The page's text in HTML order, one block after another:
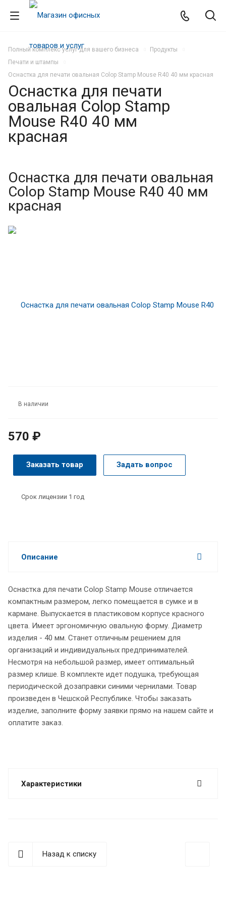
Полный комплекс услуг для вашего бизнеса
Продукты
Печати и штампы
Оснастка для печати овальная Colop Stamp Mouse R40 40 мм красная
Оснастка для печати
овальная Colop Stamp
Mouse R40 40 мм
красная
Оснастка для печати овальная
Colop Stamp Mouse R40 40 мм
красная
В наличии
570 ₽
Заказать товар Задать вопрос
Срок лицензии 1 год
Описание
Оснастка для печати Colop Stamp Mouse отличается
компактным размером, легко помещается в сумке и в
кармане. Выпускается в пластиковом корпусе красного
цвета. Имеет эргономичную овальную форму. Диаметр
изделия - 40 мм. Станет отличным решением для
организаций и индивидуальных предпринимателей.
Несмотря на небольшой размер, имеет оптимальный
размер клише. В комплекте идет подушка, требующая
периодической дозаправки синими чернилами. Товар
произведен в Чешской Республике. Чтобы заказать
изделие, заполните форму заявки прямо на нашем сайте и
оплатите заказ.
Характеристики
Назад к списку